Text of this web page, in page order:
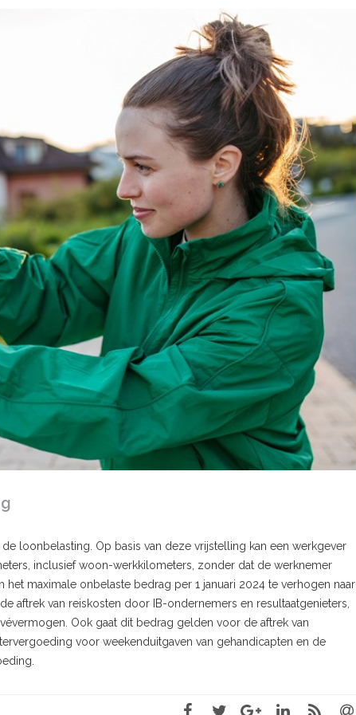
loonbelasting. Op basis van deze vrijstelling kan een werkgever
inclusief woon-werkkilometers, zonder dat de werknemer
maximale onbelaste bedrag per 1 januari 2024 te verhogen naar
aftrek van reiskosten door IB-ondernemers en resultaatgenieters,
Ook gaat dit bedrag gelden voor de aftrek van
voor weekenduitgaven van gehandicapten en de